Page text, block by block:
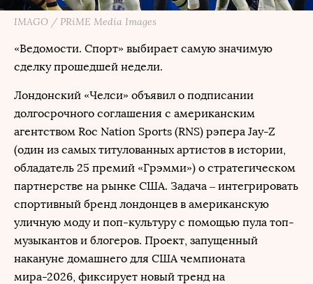
IMAGO / PRiME Media Images
«Ведомости. Спорт» выбирает самую значимую
сделку прошедшей недели.
Лондонский «Челси» объявил о подписании
долгосрочного соглашения с американским
агентством Roc Nation Sports (RNS) рэпера Jay-Z
(один из самых титулованных артистов в истории,
обладатель 25 премий «Грэмми») о стратегическом
партнерстве на рынке США. Задача – интегрировать
спортивный бренд лондонцев в американскую
уличную моду и поп-культуру с помощью пула топ-
музыкантов и блогеров. Проект, запущенный
накануне домашнего для США чемпионата
мира-2026, фиксирует новый тренд на